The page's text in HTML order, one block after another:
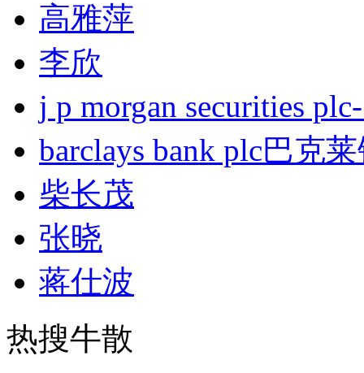
高雅萍
李欣
j p morgan securities
barclays bank plc巴克
柴长茂
张晓
蒋仕波
热搜牛散